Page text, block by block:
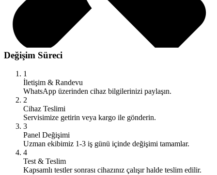
Değişim Süreci
1
İletişim & Randevu
WhatsApp üzerinden cihaz bilgilerinizi paylaşın.
2
Cihaz Teslimi
Servisimize getirin veya kargo ile gönderin.
3
Panel Değişimi
Uzman ekibimiz 1-3 iş günü içinde değişimi tamamlar.
4
Test & Teslim
Kapsamlı testler sonrası cihazınız çalışır halde teslim edilir.